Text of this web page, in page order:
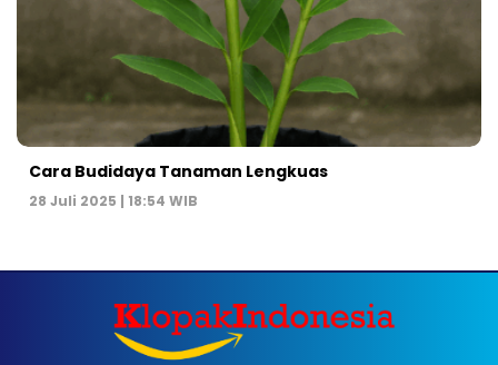
Cara Budidaya Tanaman Lengkuas
28 Juli 2025 | 18:54 WIB